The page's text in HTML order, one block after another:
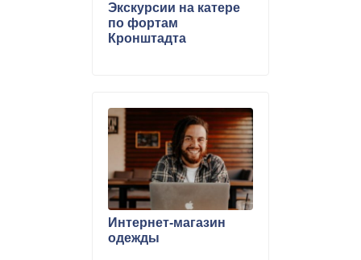
Экскурсии на катере
по фортам
Кронштадта
Интернет-магазин
одежды